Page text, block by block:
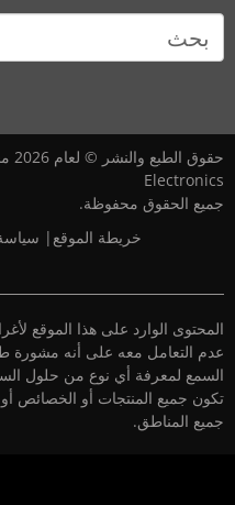
الحقوق محفوظة.
خريطة الموقع
سياسة ‎|‎
الوارد على هذا الموقع
التعامل معه على أنه مشورة
لمعرفة أي نوع من حلول
جميع المنتجات أو الخصائص أو
المناطق.